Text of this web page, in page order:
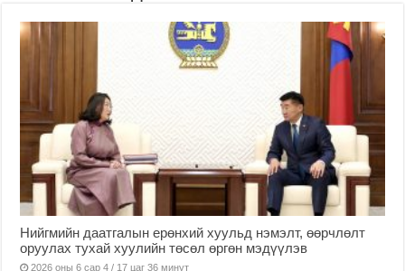
Нийгмийн даатгалын ерөнхий хуульд нэмэлт, өөрчлөлт
оруулах тухай хуулийн төсөл өргөн мэдүүлэв
2026 оны 6 сар 4 / 17 цаг 36 минут